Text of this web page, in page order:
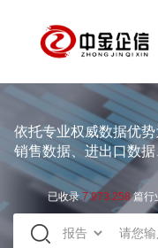
依托专业权威数据优
销售数据、进出口数
已收录7.973.258篇行